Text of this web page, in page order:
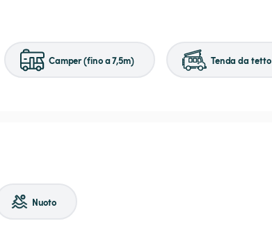
Camper (fino a 7,5m) Tenda da tetto
Nuoto